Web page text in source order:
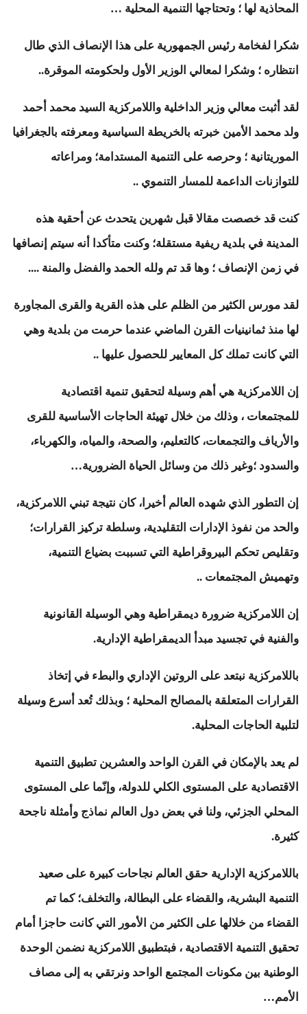
المحاذية لها ؛ وتحتاجها التنمية المحلية …
شكرا لفخامة رئيس الجمهورية على هذا الإنصاف الذي طال
انتظاره ؛ وشكرا لمعالي الوزير الأول ولحكومته الموقرة..
لقد أثبت معالي وزير الداخلية واللامركزية السيد محمد أحمد
ولد محمد الأمين خبرته بالخريطة السياسية ومعرفته بالجغرافيا
الموريتانية ؛ وحرصه على التنمية المستدامة؛ ومراعاته
للتوازنات الداعمة للمسار التنموي ..
كنت قد خصصت مقالا قبل شهرين يتحدث عن أحقية هذه
المدينة في بلدية ريفية مستقلة؛ وكنت متأكدا أنه سيتم إنصافها
في زمن الإنصاف ؛ وها قد تم ولله الحمد والفضل والمنة ....
لقد مورس الكثير من الظلم على هذه القرية والقرى المجاورة
لها منذ ثمانينيات القرن الماضي عندما حرمت من بلدية وهي
التي كانت تملك كل المعايير للحصول عليها ..
إن اللامركزية هي أهم وسيلة لتحقيق تنمية اقتصادية
للمجتمعات ، وذلك من خلال تهيئة الحاجات الأساسية للقرى
والأرياف والتجمعات، كالتعليم، والصحة، والمياه، والكهرباء،
والسدود ؛وغير ذلك من وسائل الحياة الضرورية…
إن التطور الذي شهده العالم أخيرا، كان نتيجة تبني اللامركزية،
والحد من نفوذ الإدارات التقليدية، وسلطة تركيز القرارات؛
وتقليص تحكم البيروقراطية التي تسببت بضياع التنمية،
وتهميش المجتمعات ..
إن اللامركزية ضرورة ديمقراطية وهي الوسيلة القانونية
والفنية في تجسيد مبدأ الديمقراطية الإدارية.
باللامركزية نبتعد على الروتين الإداري والبطء في إتخاذ
القرارات المتعلقة بالمصالح المحلية ؛ وبذلك تُعد أسرع وسيلة
لتلبية الحاجات المحلية.
لم يعد بالإمكان في القرن الواحد والعشرين تطبيق التنمية
الاقتصادية على المستوى الكلي للدولة، وإنّما على المستوى
المحلي الجزئي، ولنا في بعض دول العالم نماذج وأمثلة ناجحة
كثيرة.
باللامركزية الإدارية حقق العالم نجاحات كبيرة على صعيد
التنمية البشرية، والقضاء على البطالة، والتخلف؛ كما تم
القضاء من خلالها على الكثير من الأمور التي كانت حاجزا أمام
تحقيق التنمية الاقتصادية ، فبتطبيق اللامركزية نضمن الوحدة
الوطنية بين مكونات المجتمع الواحد ونرتقي به إلى مصاف
الأمم…